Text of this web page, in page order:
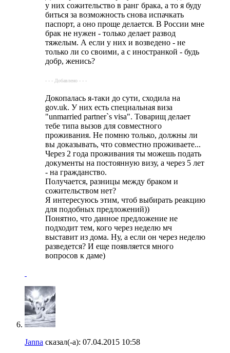
у них сожительство в ранг брака, а то я буду
биться за возможность снова испачкать
паспорт, а оно проще делается. В России мне
брак не нужен - только делает развод
тяжелым. А если у них и возведено - не
только ли со своими, а с иностранкой - будь
добр, женись?
- - - Добавлено - - -
Докопалась я-таки до сути, сходила на
gov.uk. У них есть специальная виза
"unmarried partner`s visa". Товарищ делает
тебе типа вызов для совместного
проживания. Не помню только, должны ли
вы доказывать, что совместно проживаете...
Через 2 года проживания ты можешь подать
документы на постоянную визу, а через 5 лет
- на гражданство.
Получается, разницы между браком и
сожительством нет?
Я интересуюсь этим, чтоб выбирать реакцию
для подобных предложений))
Понятно, что данное предложение не
подходит тем, кого через неделю мч
выставит из дома. Ну, а если он через неделю
разведется? И еще появляется много
вопросов к даме)
Janna сказал(-а): 07.04.2015 10:58